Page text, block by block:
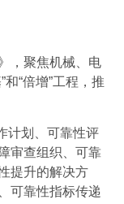
，聚焦机械、电
“倍增”工程，推
计划、可靠性评
审查组织、可靠
提升的解决方
可靠性指标传递